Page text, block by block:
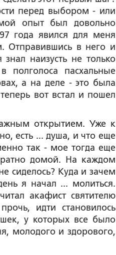
перед выбором - или
опыт был довольно
года явился для меня
Отправившись в него и
наизусть не только
пасхальные
а на деле - это была
вот встал и пошел
открытием. Уже к
есть ... душа, и что еще
так - мое тогда еще
домой. На каждом
сиделось? Куда и зачем
я начал ... молиться.
акафист святителю
идти становилось
у которых все было
молодого и здорового,